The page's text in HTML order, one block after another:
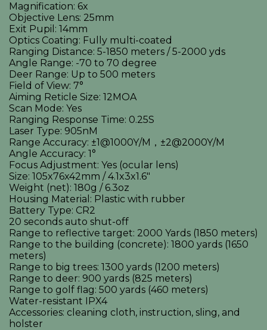
Magnification: 6x
Objective Lens: 25mm
Exit Pupil: 14mm
Optics Coating: Fully multi-coated
Ranging Distance: 5-1850 meters / 5-2000 yds
Angle Range: -70 to 70 degree
Deer Range: Up to 500 meters
Field of View: 7°
Aiming Reticle Size: 12MOA
Scan Mode: Yes
Ranging Response Time: 0.25S
Laser Type: 905nM
Range Accuracy: ±1@1000Y/M，±2@2000Y/M
Angle Accuracy: 1°
Focus Adjustment: Yes (ocular lens)
Size: 105x76x42mm / 4.1x3x1.6"
Weight (net): 180g / 6.3oz
Housing Material: Plastic with rubber
Battery Type: CR2
20 seconds auto shut-off
Range to reflective target: 2000 Yards (1850 meters)
Range to the building (concrete): 1800 yards (1650
meters)
Range to big trees: 1300 yards (1200 meters)
Range to deer: 900 yards (825 meters)
Range to golf flag: 500 yards (460 meters)
Water-resistant IPX4
Accessories: cleaning cloth, instruction, sling, and
holster